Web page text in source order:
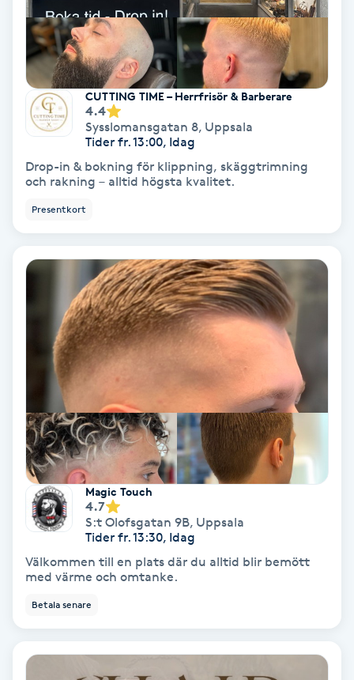
Färgning
Föning
Gel naglar
Gelenaglar
Gellack
Gellack med förstärkning
Gravidmassage
Gravidyoga
Gruppträning
Gua Sha-massage
Hatha Yoga
CUTTING TIME – Herrfrisör & Barberare
4.4
Sysslomansgatan 8, Uppsala
Tider fr. 13:00, Idag
Drop-in & bokning för klippning, skäggtrimning
och rakning – alltid högsta kvalitet.
Presentkort
Magic Touch
4.7
S:t Olofsgatan 9B, Uppsala
Tider fr. 13:30, Idag
Välkommen till en plats där du alltid blir bemött
med värme och omtanke.
Betala senare